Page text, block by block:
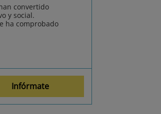
convertido
y social.
ha comprobado
Infórmate